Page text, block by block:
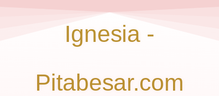
Ignesia -
Pitabesar.com